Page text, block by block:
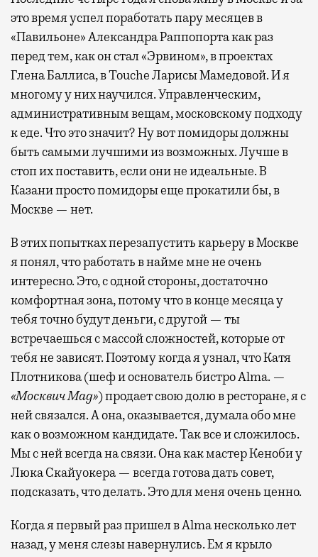
это время успел поработать пару месяцев в
«Павильоне» Александра Раппопорта как раз
перед тем, как он стал «Эрвином», в проектах
Глена Баллиса, в Touche Ларисы Мамедовой. И я
многому у них научился. Управленческим,
административным вещам, московскому подходу
к еде. Что это значит? Ну вот помидоры должны
быть самыми лучшими из возможных. Лучше в
стоп их поставить, если они не идеальные. В
Казани просто помидоры еще прокатили бы, в
Москве — нет.
В этих попытках перезапустить карьеру в Москве
я понял, что работать в найме мне не очень
интересно. Это, с одной стороны, достаточно
комфортная зона, потому что в конце месяца у
тебя точно будут деньги, с другой — ты
встречаешься с массой сложностей, которые от
тебя не зависят. Поэтому когда я узнал, что Катя
Плотникова (шеф и основатель бистро Alma. —
«Москвич Mag») продает свою долю в ресторане, я с
ней связался. А она, оказывается, думала обо мне
как о возможном кандидате. Так все и сложилось.
Мы с ней всегда на связи. Она как мастер Кеноби у
Люка Скайуокера — всегда готова дать совет,
подсказать, что делать. Это для меня очень ценно.
Когда я первый раз пришел в Alma несколько лет
назад, у меня слезы навернулись. Ем я крыло